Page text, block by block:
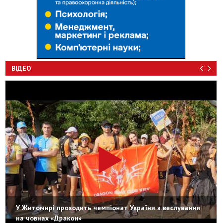
ВІДЕО
У Житомирі проходить чемпіонат України з веслування
на човнах «Дракон»